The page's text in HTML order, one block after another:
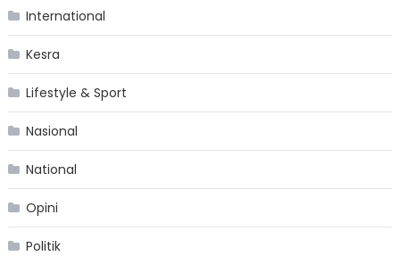
International
Kesra
Lifestyle & Sport
Nasional
National
Opini
Politik